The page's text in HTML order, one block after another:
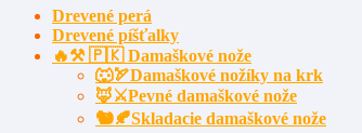
Drevené perá
Drevené píšťalky
🔥⚒️ 🇵🇰 Damaškové nože
🐺🏹Damaškové nožíky na krk
🦊⚔️Pevné damaškové nože
🐿️🍂Skladacie damaškové nože